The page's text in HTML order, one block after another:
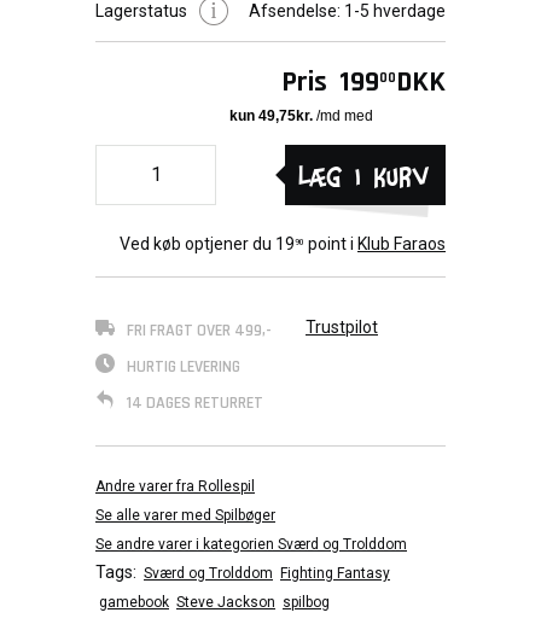
Lagerstatus Afsendelse: 1-5 hverdage
Pris 19900 DKK
Læg i kurv
Ved køb optjener du 1990 point i Klub Faraos
FRI FRAGT OVER 499,-
HURTIG LEVERING
14 DAGES RETURRET
Trustpilot
Andre varer fra Rollespil
Se alle varer med Spilbøger
Se andre varer i kategorien Sværd og Trolddom
Tags: Sværd og Trolddom
Fighting Fantasy
gamebook Steve Jackson spilbog